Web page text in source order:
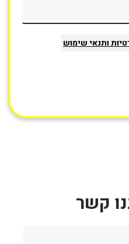
ותנאי שימוש
קשר